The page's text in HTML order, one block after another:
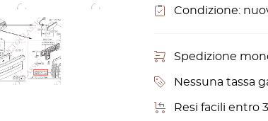
Condizione:
Spedizione
Nessuna tassa
Resi facili entro